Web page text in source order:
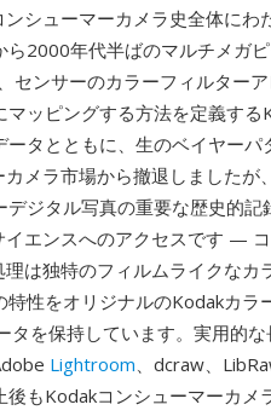
シューマーカメラ史全体に
2000年代半ばのマルチメガ
ンサーのカラーフィルター
ッピングする方法を定義す
タとともに、生のベイヤーパ
メラ市場から撤退しましたが
ジタル写真の重要な歴史的
エンスへのアクセスです —
は独特のフィルムライクなカ
性をオリジナルのKodakカラ
を保持しています。実用的な
Lightroom、dcraw、
もKodakコンシューマーカメ